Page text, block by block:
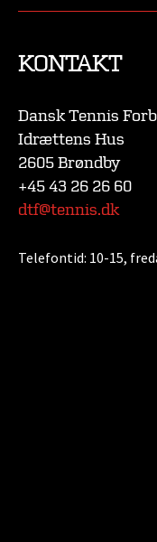
KONTAKT
Dansk Tennis
Idrættens Hus
2605 Brøndby
+45 43 26 26 60
dtf@tennis.dk
Telefontid: 10-15,